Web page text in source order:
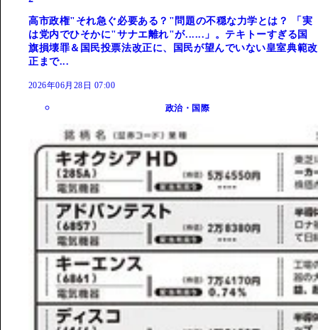
高市政権"それ急ぐ必要ある？"問題の不穏な力学とは？ 「実
は党内でひそかに"サナエ離れ"が......」。テキトーすぎる国
旗損壊罪＆国民投票法改正に、国民が望んでいない皇室典範改
正まで...
2026年06月28日 07:00
政治・国際